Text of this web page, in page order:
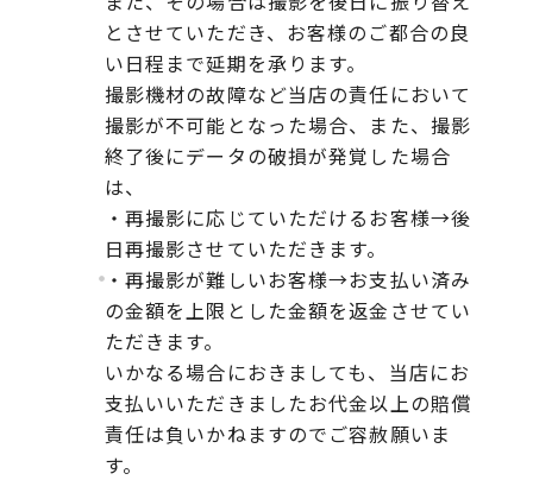
とさせていただき、お客様のご都合の良
い日程まで延期を承ります。
撮影機材の故障など当店の責任において
撮影が不可能となった場合、また、撮影
終了後にデータの破損が発覚した場合
は、
・再撮影に応じていただけるお客様→後
日再撮影させていただきます。
・再撮影が難しいお客様→お支払い済み
の金額を上限とした金額を返金させてい
ただきます。
いかなる場合におきましても、当店にお
支払いいただきましたお代金以上の賠償
責任は負いかねますのでご容赦願いま
す。